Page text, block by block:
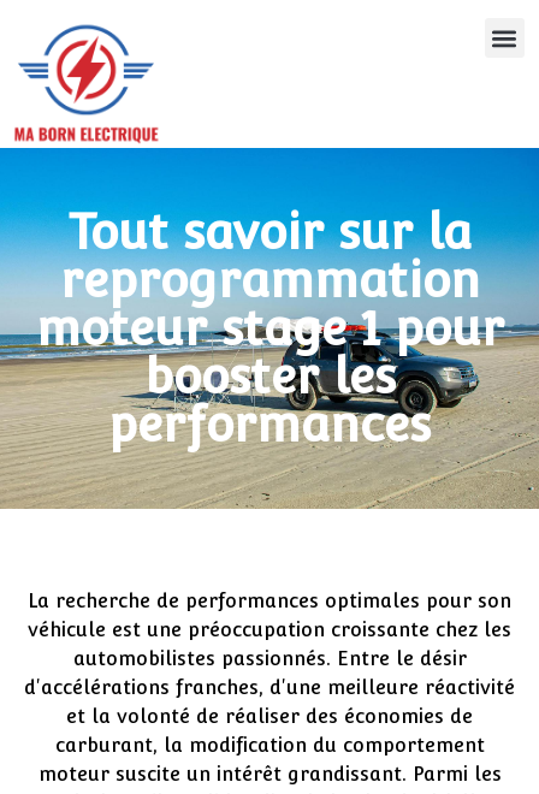
Tout savoir sur la
reprogrammation
moteur stage 1 pour
booster les
performances
La recherche de performances optimales pour son
véhicule est une préoccupation croissante chez les
automobilistes passionnés. Entre le désir
d'accélérations franches, d'une meilleure réactivité
et la volonté de réaliser des économies de
carburant, la modification du comportement
moteur suscite un intérêt grandissant. Parmi les